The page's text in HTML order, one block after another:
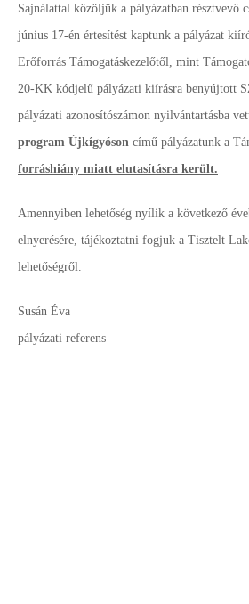
Sajnálattal közöljük a pályázatban résztvevő
június 17-én értesítést kaptunk a pályázat
Erőforrás Támogatáskezelőtől, mint
20-KK kódjelű pályázati kiírásra benyújtott
pályázati azonosítószámon nyilvántartásba
program Újkígyóson című pályázatunk a
forráshiány miatt elutasításra került.
Amennyiben lehetőség nyílik a következő
elnyerésére, tájékoztatni fogjuk a Tisztelt
lehetőségről.
Susán Éva
pályázati referens